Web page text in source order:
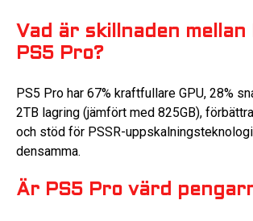
Vad är skillnaden mellan
PS5 Pro?
PS5 Pro har 67% kraftfullare GPU, 28%
2TB lagring (jämfört med 825GB),
och stöd för PSSR-
densamma.
Är PS5 Pro värd